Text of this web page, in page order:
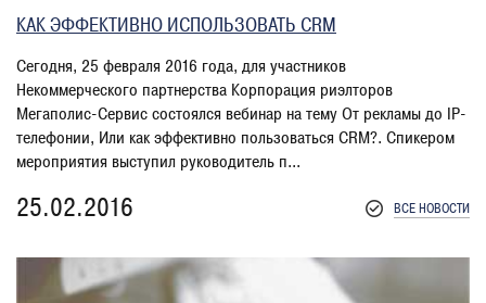
КАК ЭФФЕКТИВНО ИСПОЛЬЗОВАТЬ CRM
Сегодня, 25 февраля 2016 года, для участников
Некоммерческого партнерства Корпорация риэлторов
Мегаполис-Сервис состоялся вебинар на тему От рекламы до IP-
телефонии, Или как эффективно пользоваться CRM?. Спикером
мероприятия выступил руководитель п...
25.02.2016 ВСЕ НОВОСТИ